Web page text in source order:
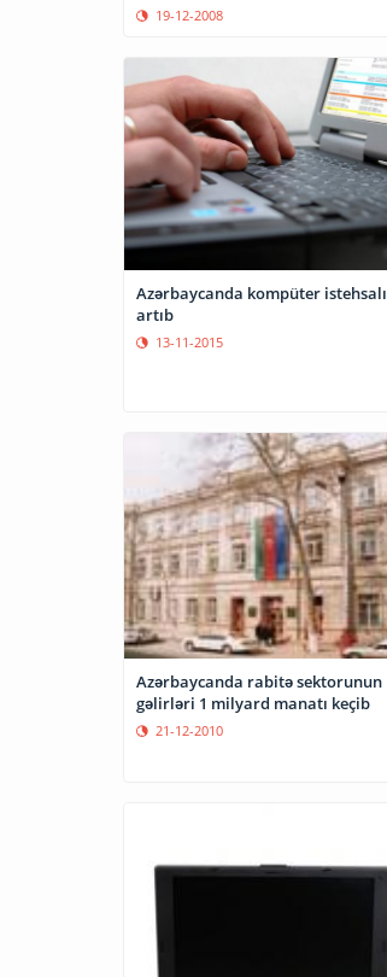
19-12-2008
Azərbaycanda kompüter istehsalı
artıb
13-11-2015
Azərbaycanda rabitə sektorunun
gəlirləri 1 milyard manatı keçib
21-12-2010